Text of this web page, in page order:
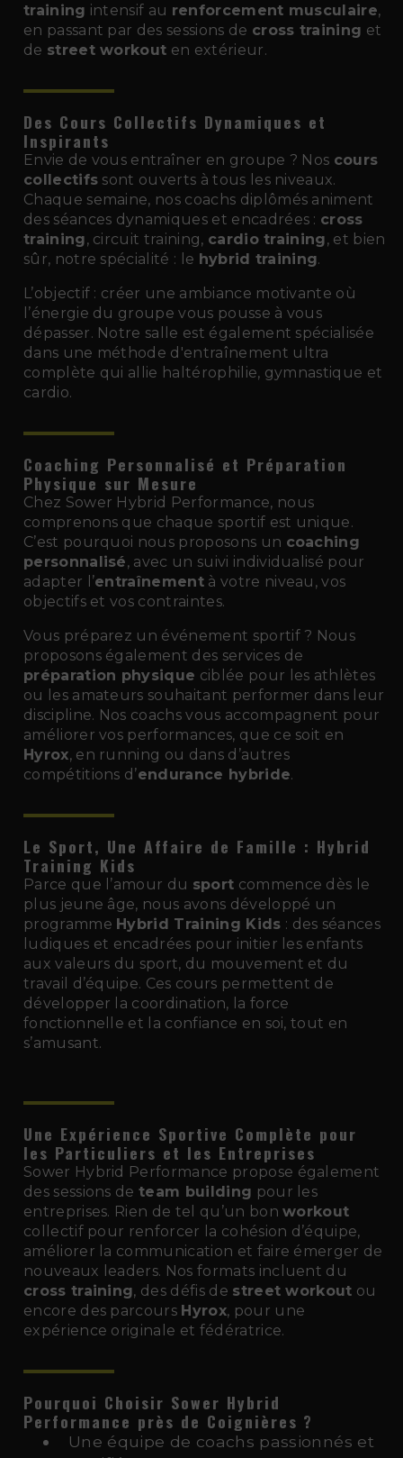
training intensif au renforcement musculaire,
en passant par des sessions de cross training et
de street workout en extérieur.
Des Cours Collectifs Dynamiques et
Inspirants
Envie de vous entraîner en groupe ? Nos cours
collectifs sont ouverts à tous les niveaux.
Chaque semaine, nos coachs diplômés animent
des séances dynamiques et encadrées : cross
training, circuit training, cardio training, et bien
sûr, notre spécialité : le hybrid training.
L’objectif : créer une ambiance motivante où
l’énergie du groupe vous pousse à vous
dépasser. Notre salle est également spécialisée
dans une méthode d'entraînement ultra
complète qui allie haltérophilie, gymnastique et
cardio.
Coaching Personnalisé et Préparation
Physique sur Mesure
Chez Sower Hybrid Performance, nous
comprenons que chaque sportif est unique.
C’est pourquoi nous proposons un coaching
personnalisé, avec un suivi individualisé pour
adapter l’entraînement à votre niveau, vos
objectifs et vos contraintes.
Vous préparez un événement sportif ? Nous
proposons également des services de
préparation physique ciblée pour les athlètes
ou les amateurs souhaitant performer dans leur
discipline. Nos coachs vous accompagnent pour
améliorer vos performances, que ce soit en
Hyrox, en running ou dans d’autres
compétitions d’endurance hybride.
Le Sport, Une Affaire de Famille : Hybrid
Training Kids
Parce que l’amour du sport commence dès le
plus jeune âge, nous avons développé un
programme Hybrid Training Kids : des séances
ludiques et encadrées pour initier les enfants
aux valeurs du sport, du mouvement et du
travail d’équipe. Ces cours permettent de
développer la coordination, la force
fonctionnelle et la confiance en soi, tout en
s’amusant.
Une Expérience Sportive Complète pour
les Particuliers et les Entreprises
Sower Hybrid Performance propose également
des sessions deteam building pour les
entreprises. Rien de tel qu’un bonworkout
collectif pour renforcer la cohésion d’équipe,
améliorer la communication et faire émerger de
nouveaux leaders. Nos formats incluent du
cross training, des défis de street workout ou
encore des parcours Hyrox, pour une
expérience originale et fédératrice.
Pourquoi Choisir Sower Hybrid
Performance près de Coignières ?
Une équipe de coachs passionnés et